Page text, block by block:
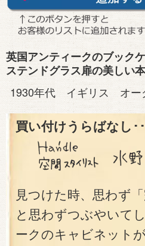
英国アンティークのブック
ステンドグラス扉の美しい
1930年代 イギリス オー
買い付けうらばなし･
見つけた時、思わず「
と思わずつぶやいて
ークのキャビネット